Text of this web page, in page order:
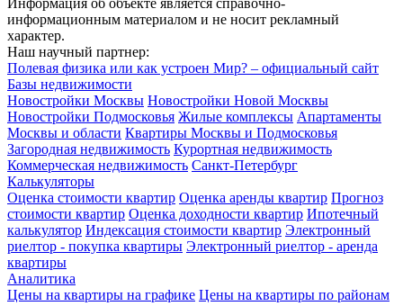
Информация об объекте является справочно-
информационным материалом и не носит рекламный
характер.
Наш научный партнер:
Полевая физика или как устроен Мир? – официальный сайт
Базы недвижимости
Новостройки Москвы Новостройки Новой Москвы
Новостройки Подмосковья Жилые комплексы Апартаменты
Москвы и области Квартиры Москвы и Подмосковья
Загородная недвижимость Курортная недвижимость
Коммерческая недвижимость Санкт-Петербург
Калькуляторы
Оценка стоимости квартир Оценка аренды квартир Прогноз
стоимости квартир Оценка доходности квартир Ипотечный
калькулятор Индексация стоимости квартир Электронный
риелтор - покупка квартиры Электронный риелтор - аренда
квартиры
Аналитика
Цены на квартиры на графике Цены на квартиры по районам